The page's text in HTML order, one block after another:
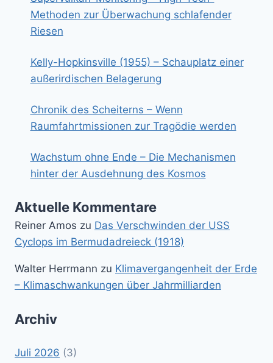
Methoden zur Überwachung schlafender
Riesen
Kelly-Hopkinsville (1955) – Schauplatz einer
außerirdischen Belagerung
Chronik des Scheiterns – Wenn
Raumfahrtmissionen zur Tragödie werden
Wachstum ohne Ende – Die Mechanismen
hinter der Ausdehnung des Kosmos
Aktuelle Kommentare
Reiner Amos zu Das Verschwinden der USS
Cyclops im Bermudadreieck (1918)
Walter Herrmann zu Klimavergangenheit der Erde
– Klimaschwankungen über Jahrmilliarden
Archiv
Juli 2026 (3)